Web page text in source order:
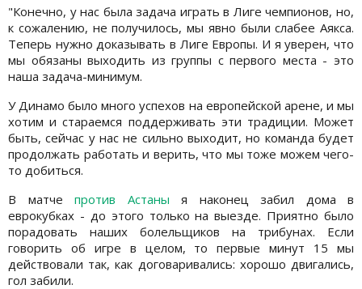
"Конечно, у нас была задача играть в Лиге чемпионов, но,
к сожалению, не получилось, мы явно были слабее Аякса.
Теперь нужно доказывать в Лиге Европы. И я уверен, что
мы обязаны выходить из группы с первого места - это
наша задача-минимум.
У Динамо было много успехов на европейской арене, и мы
хотим и стараемся поддерживать эти традиции. Может
быть, сейчас у нас не сильно выходит, но команда будет
продолжать работать и верить, что мы тоже можем чего-
то добиться.
В матче против Астаны я наконец забил дома в
еврокубках - до этого только на выезде. Приятно было
порадовать наших болельщиков на трибунах. Если
говорить об игре в целом, то первые минут 15 мы
действовали так, как договаривались: хорошо двигались,
гол забили.